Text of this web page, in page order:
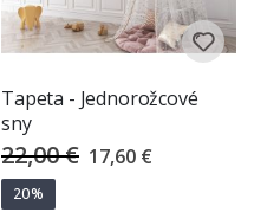
Tapeta - Jednorožcové
sny
22,00 € Special
Price
17,60 €
20%